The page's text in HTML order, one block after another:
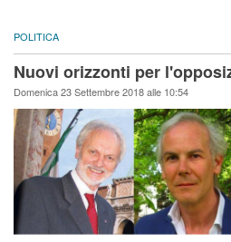
POLITICA
Nuovi orizzonti per
Domenica 23 Settembre 2018 alle 10:54